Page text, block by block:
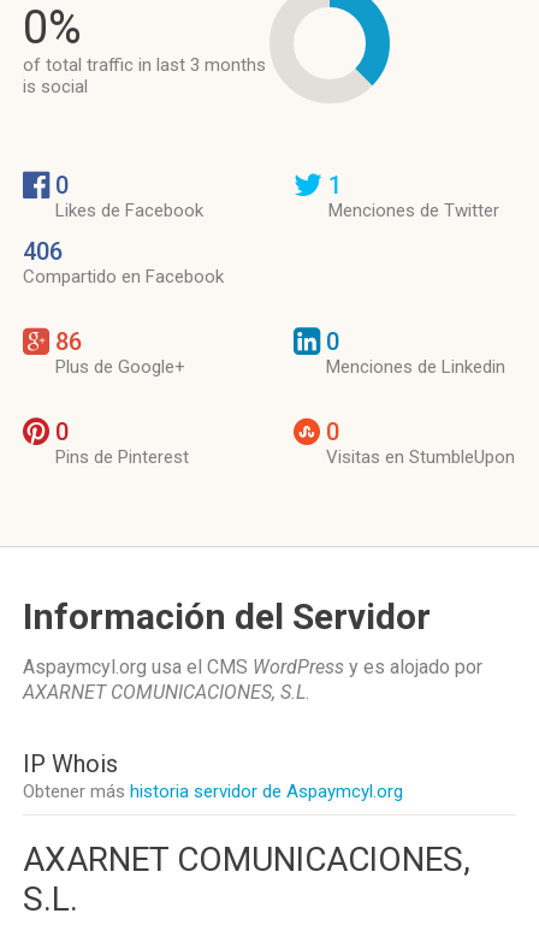
0%
of total traffic in last 3 months
is social
0
Likes de Facebook
406
Compartido en Facebook
1
Menciones de Twitter
86
Plus de Google+
0
Menciones de Linkedin
0
Pins de Pinterest
0
Visitas en StumbleUpon
Información del Servidor
Aspaymcyl.org usa el CMS WordPress y es alojado por
AXARNET COMUNICACIONES, S.L.
IP Whois
Obtener más historia servidor de Aspaymcyl.org
AXARNET COMUNICACIONES,
S.L.